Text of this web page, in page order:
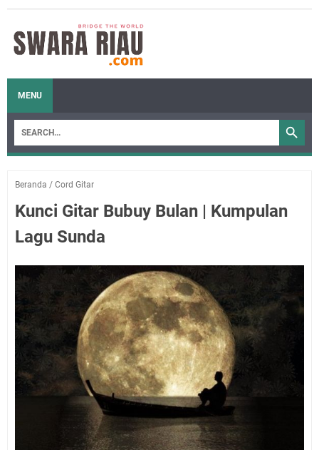
MENU
Beranda / Cord Gitar
Kunci Gitar Bubuy Bulan | Kumpulan
Lagu Sunda